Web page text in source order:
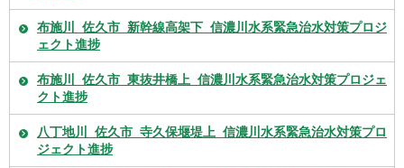
布施川_佐久市_新幹線高架下_信濃川水系緊急治水対策プロジ
ェクト進捗
布施川_佐久市_東抜井橋上_信濃川水系緊急治水対策プロジェ
クト進捗
八丁地川_佐久市_寺久保堰堤上_信濃川水系緊急治水対策プロ
ジェクト進捗